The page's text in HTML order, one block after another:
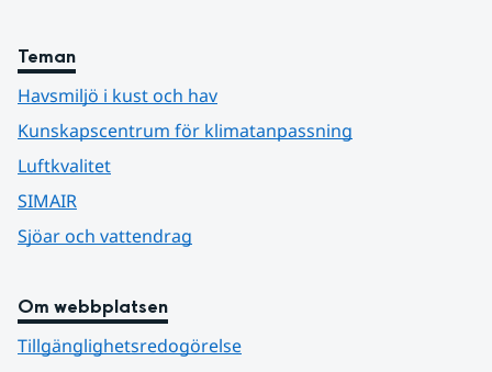
Teman
Havsmiljö i kust och hav
Kunskapscentrum för klimatanpassning
Luftkvalitet
SIMAIR
Sjöar och vattendrag
Om webbplatsen
Tillgänglighetsredogörelse